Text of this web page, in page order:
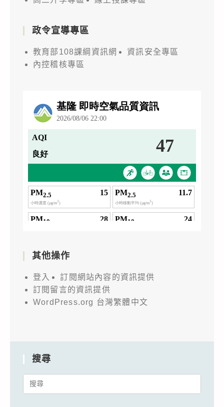
政令宣導專區
教育部108課綱資訊網
資訊安全專區
內控稽核專區
其他操作
登入
訂閱網站內容的資訊提供
訂閱留言的資訊提供
WordPress.org 台灣繁體中文
搜尋
Search